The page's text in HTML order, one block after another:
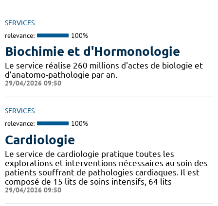
SERVICES
relevance: 100%
Biochimie et d'Hormonologie
Le service réalise 260 millions d'actes de biologie et
d’anatomo-pathologie par an.
29/04/2026 09:50
SERVICES
relevance: 100%
Cardiologie
Le service de cardiologie pratique toutes les
explorations et interventions nécessaires au soin des
patients souffrant de pathologies cardiaques. Il est
composé de 15 lits de soins intensifs, 64 lits
29/04/2026 09:50